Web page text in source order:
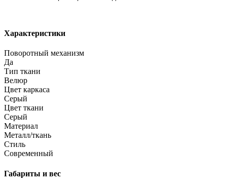
Характеристики
Поворотный механизм
Да
Тип ткани
Велюр
Цвет каркаса
Серый
Цвет ткани
Серый
Материал
Металл/ткань
Стиль
Современный
Габариты и вес